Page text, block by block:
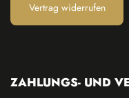
Vertrag widerrufen
ZAHLUNGS- UND